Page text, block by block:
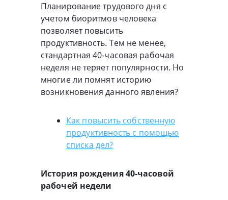
Планирование трудового дня с
учетом биоритмов человека
позволяет повысить
продуктивность. Тем не менее,
стандартная 40-часовая рабочая
неделя не теряет популярности. Но
многие ли помнят историю
возникновения данного явления?
Как повысить собственную
продуктивность с помощью
списка дел?
История рождения 40-часовой
рабочей недели